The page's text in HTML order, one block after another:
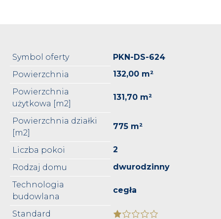
Symbol oferty
PKN-DS-624
Powierzchnia
132,00 m²
Powierzchnia
użytkowa [m2]
131,70 m²
Powierzchnia działki
[m2]
775 m²
Liczba pokoi
2
Rodzaj domu
dwurodzinny
Technologia
budowlana
cegła
Standard